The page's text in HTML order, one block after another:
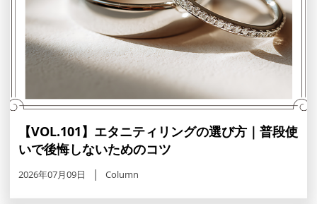
【VOL.101】エタニティリングの選び方｜普段使
いで後悔しないためのコツ
2026年07月09日 Column